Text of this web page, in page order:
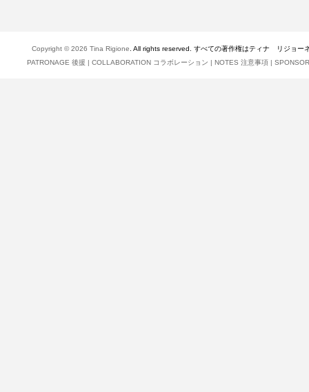
Copyright © 2026 Tina Rigione . All rights reserved. すべての著作権はティナ リジョー
PATRONAGE 後援 | COLLABORATION コラボレーション | NOTES 注意事項 |